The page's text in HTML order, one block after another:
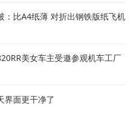
：比A4纸薄 对折出钢铁版纸飞机
美女车主受邀参观机车工厂
界面更干净了